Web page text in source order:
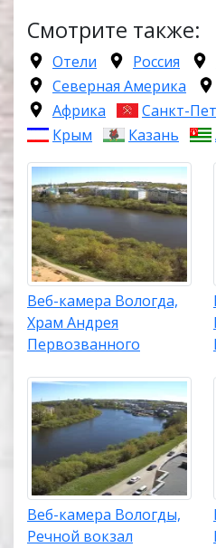
Смотрите также:
Отели Россия
Северная Америка
Африка
Санкт-
Крым
Казань
Веб-камера Вологда,
Храм Андрея
Первозванного
Веб-камера Вологды,
Речной вокзал